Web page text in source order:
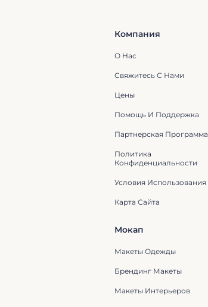
Компания
О Нас
Свяжитесь С Нами
Цены
Помощь И Поддержка
Партнерская Программа
Политика
Конфиденциальности
Условия Использования
Карта Сайта
Мокап
Макеты Одежды
Брендинг Макеты
Макеты Интерьеров